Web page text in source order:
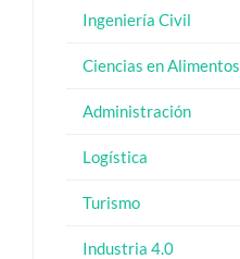
Ingeniería Civil
Ciencias en Alimentos
Administración
Logística
Turismo
Industria 4.0